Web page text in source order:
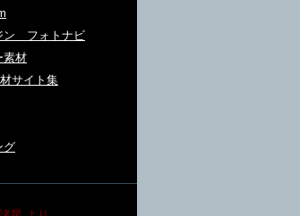
ン フォトナビ
素材
サイト集
グ